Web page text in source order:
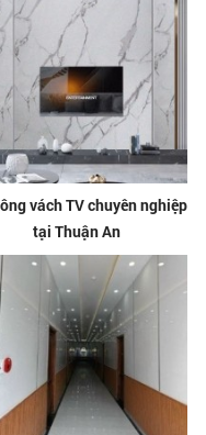
vách TV chuyên nghiệp
tại Thuận An